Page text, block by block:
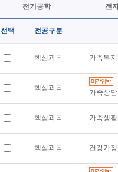
전기공학 전
선택 전공구분
핵심과목 가족복
핵심과목
가족상
핵심과목 가족생
핵심과목 건강가